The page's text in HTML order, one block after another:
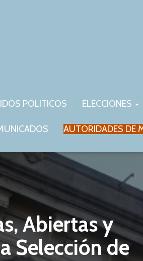
POLITICOS ELECCIONES
AUTORIDADES DE
Abiertas y
Selección de